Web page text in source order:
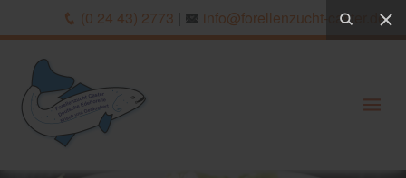
(0 24 43) 2773 info@forellenzucht-caster.de